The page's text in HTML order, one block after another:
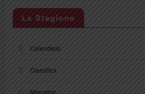
La Stagione
Calendario
Classifica
Marcatori